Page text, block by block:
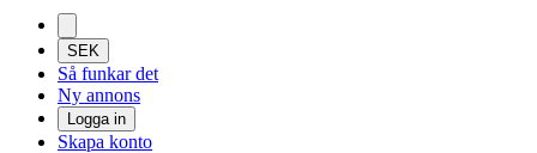
SEK
Så funkar det
Ny annons
Logga in
Skapa konto